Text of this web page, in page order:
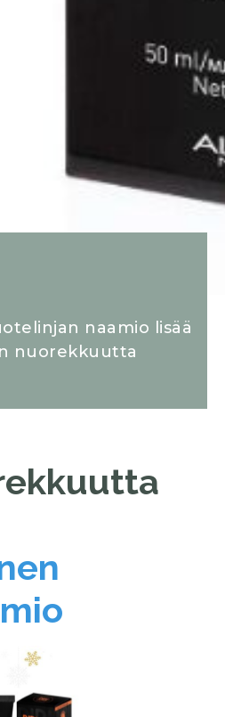
naamio lisää
nuorekkuutta